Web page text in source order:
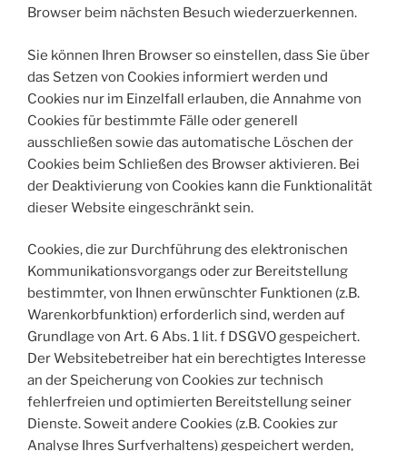
Browser beim nächsten Besuch wiederzuerkennen.
Sie können Ihren Browser so einstellen, dass Sie über
das Setzen von Cookies informiert werden und
Cookies nur im Einzelfall erlauben, die Annahme von
Cookies für bestimmte Fälle oder generell
ausschließen sowie das automatische Löschen der
Cookies beim Schließen des Browser aktivieren. Bei
der Deaktivierung von Cookies kann die Funktionalität
dieser Website eingeschränkt sein.
Cookies, die zur Durchführung des elektronischen
Kommunikationsvorgangs oder zur Bereitstellung
bestimmter, von Ihnen erwünschter Funktionen (z.B.
Warenkorbfunktion) erforderlich sind, werden auf
Grundlage von Art. 6 Abs. 1 lit. f DSGVO gespeichert.
Der Websitebetreiber hat ein berechtigtes Interesse
an der Speicherung von Cookies zur technisch
fehlerfreien und optimierten Bereitstellung seiner
Dienste. Soweit andere Cookies (z.B. Cookies zur
Analyse Ihres Surfverhaltens) gespeichert werden,